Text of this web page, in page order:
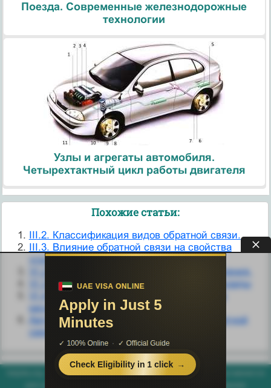
Поезда. Современные железнодорожные
технологии
Узлы и агрегаты автомобиля.
Четырехтактный цикл работы двигателя
Похожие статьи:
III.2. Классификация видов обратной связи.
III.3. Влияние обратной связи на свойства
усилителя.
VI.2. Однотактные каскады мощного усиления.
VІ.3. Двухтактные трансформаторные каскады
каскады
Автогенератор с трансформаторной обратной
связью
helpiks.org - Хелпикс.Орг - 2014-2026 год. Материал сайта представляется